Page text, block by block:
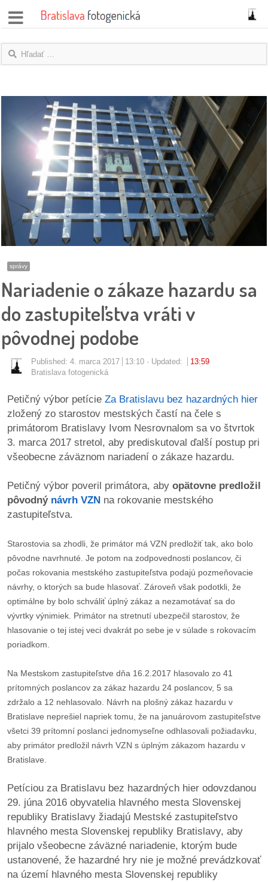
správy
blogy
rozhovory
protesty
granty
kalendár
zákony
mestské
kauzy
konania
konania
pripomienkové
práca
výstavy
správy
Nariadenie o zákaze hazardu sa
do zastupiteľstva vráti v
pôvodnej podobe
Published: 4. marca 2017 13:10 Updated:
13:59
Bratislava fotogenická
Petičný výbor petície Za Bratislavu bez hazardných hier
zložený zo starostov mestských častí na čele s
primátorom Bratislavy Ivom Nesrovnalom sa vo štvrtok
3. marca 2017 stretol, aby prediskutoval ďalší postup pri
všeobecne záväznom nariadení o zákaze hazardu.
Petičný výbor poveril primátora, aby opätovne predložil
pôvodný návrh VZN na rokovanie mestského
zastupiteľstva.
Starostovia sa zhodli, že primátor má VZN predložiť tak, ako bolo
pôvodne navrhnuté. Je potom na zodpovednosti poslancov, či
počas rokovania mestského zastupiteľstva podajú pozmeňovacie
návrhy, o ktorých sa bude hlasovať. Zároveň však podotkli, že
optimálne by bolo schváliť úplný zákaz a nezamotávať sa do
vývrtky výnimiek. Primátor na stretnutí ubezpečil starostov, že
hlasovanie o tej istej veci dvakrát po sebe je v súlade s rokovacím
poriadkom.
Na Mestskom zastupiteľstve dňa 16.2.2017 hlasovalo zo 41
prítomných poslancov za zákaz hazardu 24 poslancov, 5 sa
zdržalo a 12 nehlasovalo. Návrh na plošný zákaz hazardu v
Bratislave neprešiel napriek tomu, že na januárovom zastupiteľstve
všetci 39 prítomní poslanci jednomyseľne odhlasovali požiadavku,
aby primátor predložil návrh VZN s úplným zákazom hazardu v
Bratislave.
Petíciou za Bratislavu bez hazardných hier odovzdanou
29. júna 2016 obyvatelia hlavného mesta Slovenskej
republiky Bratislavy žiadajú Mestské zastupiteľstvo
hlavného mesta Slovenskej republiky Bratislavy, aby
prijalo všeobecne záväzné nariadenie, ktorým bude
ustanovené, že hazardné hry nie je možné prevádzkovať
na území hlavného mesta Slovenskej republiky